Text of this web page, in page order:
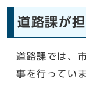
道路課が
道路課では、
事を行ってい